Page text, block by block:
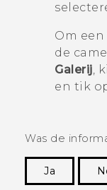
Om
de
Galerij,
en tik
Was de
Ja